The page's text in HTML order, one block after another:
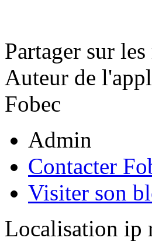
Partager sur
Auteur de
Fobec
Admin
Contacter
Visiter son
Localisation ip